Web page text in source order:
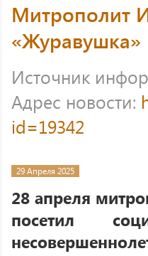
Митрополит
«Журавушка»
Источник
Адрес новости:
id=19342
29 Апреля 2025
28 апреля
посетил